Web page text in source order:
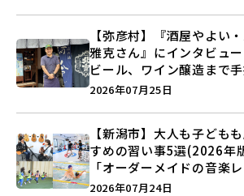
【弥彦村】『酒屋やよい
雅克さん』にインタビュ
ビール、ワイン醸造まで
史”に迫る♪
2026年07月25日
【新潟市】大人も子ども
すめの習い事5選(2026年
「オーダーメイドの音楽
キックボクシング」で新し
2026年07月24日